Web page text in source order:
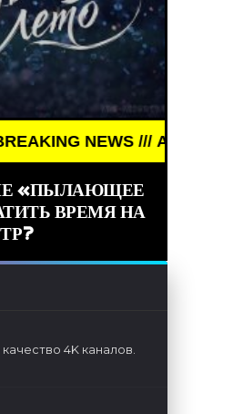
/// АЗИЯ ///
«ПЫЛАЮЩЕЕ
ВРЕМЯ НА
4K каналов.